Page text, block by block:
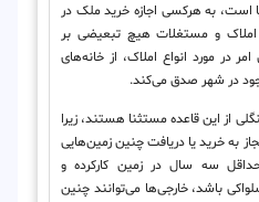
است، به هرکسی اجازه خرید ملک در
املاک و مستغلات هیچ تبعیضی بر
در مورد انواع املاک، از خانه‌های
در شهر صدق می‌کند.
از این قاعده مستثنا هستند، زیرا
به خرید یا دریافت چنین زمین‌هایی
حداقل سه سال در زمین کارکرده و
باشد، خارجی‌ها می‌توانند چنین